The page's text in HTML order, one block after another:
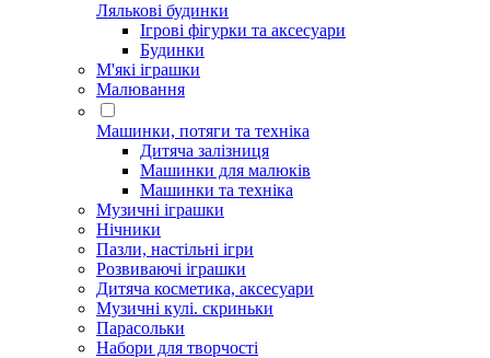
Лялькові будинки
Ігрові фігурки та аксесуари
Будинки
М'які іграшки
Малювання
Машинки, потяги та техніка
Дитяча залізниця
Машинки для малюків
Машинки та техніка
Музичні іграшки
Нічники
Пазли, настільні ігри
Розвиваючі іграшки
Дитяча косметика, аксесуари
Музичні кулі. скриньки
Парасольки
Набори для творчості